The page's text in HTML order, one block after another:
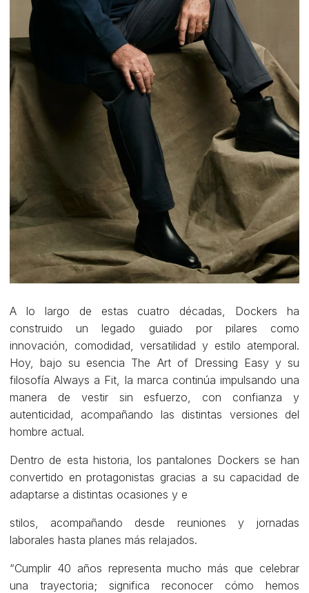
A lo largo de estas cuatro décadas, Dockers ha
construido un legado guiado por pilares como
innovación, comodidad, versatilidad y estilo atemporal.
Hoy, bajo su esencia The Art of Dressing Easy y su
filosofía Always a Fit, la marca continúa impulsando una
manera de vestir sin esfuerzo, con confianza y
autenticidad, acompañando las distintas versiones del
hombre actual.
Dentro de esta historia, los pantalones Dockers se han
convertido en protagonistas gracias a su capacidad de
adaptarse a distintas ocasiones y e
stilos, acompañando desde reuniones y jornadas
laborales hasta planes más relajados.
“Cumplir 40 años representa mucho más que celebrar
una trayectoria; significa reconocer cómo hemos